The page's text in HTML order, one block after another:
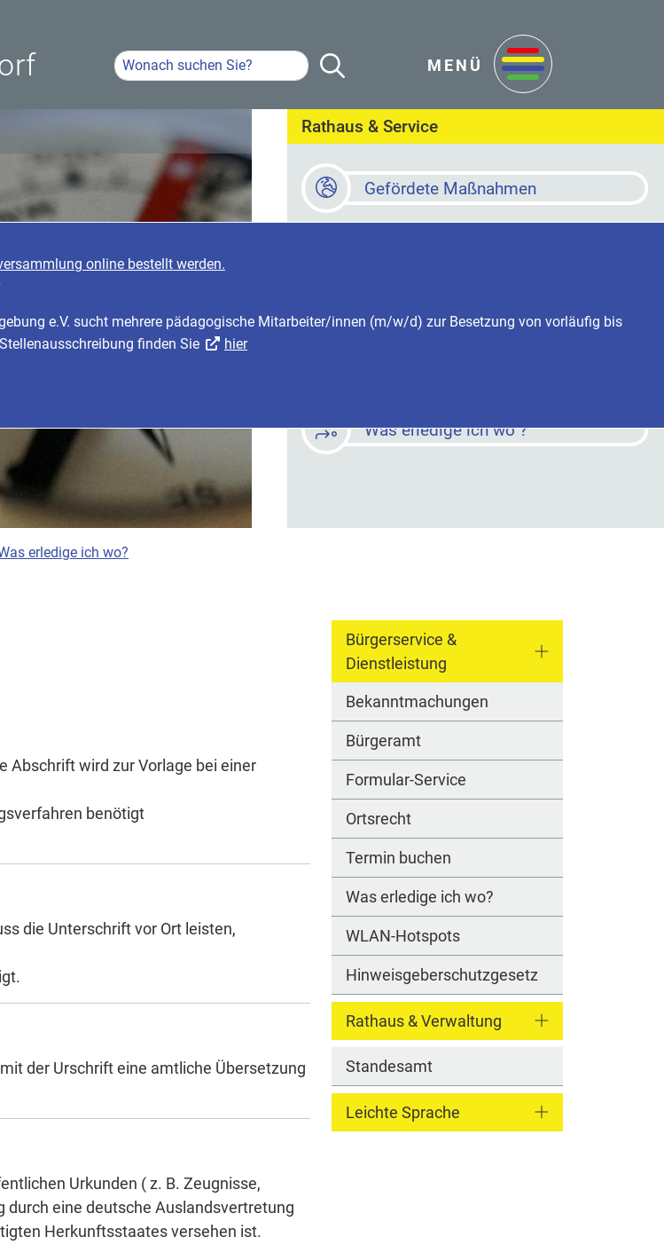
online bestellt werden.
e.V. sucht mehrere pädagogische Mitarbeiter/innen (m/w/d) zur Besetzung von vorläufig bis
finden Sie
hier
Volltextsuche
Hier Suchbegriff eingeben Suche Starten
MENÜ
Rathaus & Service
Gefördete Maßnahmen
Was erledige ich wo ?
erledige ich wo?
Bürgerservice &
Dienstleistung
Bekanntmachungen
Bürgeramt
Formular-Service
Ortsrecht
Termin buchen
Was erledige ich wo?
WLAN-Hotspots
Hinweisgeberschutzgesetz
Rathaus & Verwaltung
Standesamt
Leichte Sprache
Abschrift wird zur Vorlage bei einer
benötigt
die Unterschrift vor Ort leisten,
der Urschrift eine amtliche Übersetzung
Urkunden ( z. B. Zeugnisse,
durch eine deutsche Auslandsvertretung
Herkunftsstaates versehen ist.